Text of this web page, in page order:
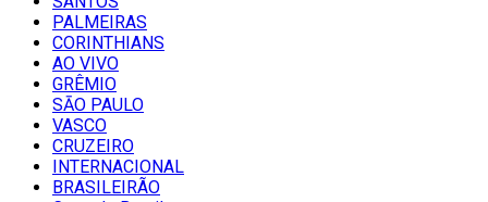
PALMEIRAS
CORINTHIANS
AO VIVO
GRÊMIO
SĀO PAULO
VASCO
CRUZEIRO
INTERNACIONAL
BRASILEIRÃO